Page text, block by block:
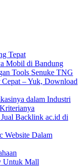
Tepat
Mobil di Bandung
Tools Senuke TNG
– Yuk, Download
dalam Industri
Backlink ac.id di
Website Dalam
Untuk Mall